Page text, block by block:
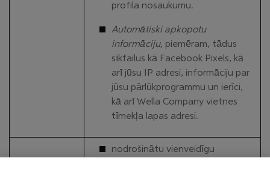
profila nosaukumu.
Automātiski apkopotu
informāciju, piemēram, tādus
sīkfailus kā Facebook Pixels, kā
arī jūsu IP adresi, informāciju par
jūsu pārlūkprogrammu un ierīci,
kā arī Wella Company vietnes
tīmekļa lapas adresi.
nodrošinātu vienveidīgu